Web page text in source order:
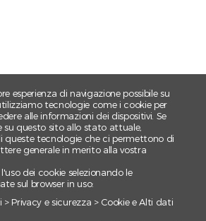
esperienza di navigazione possibile su
tecnologie come i cookie per
alle informazioni dei dispositivi. Se
su questo sito allo stato attuale,
queste tecnologie che ci permettono di
generale in merito alla vostra
dei cookie selezionando le
sul browser in uso:
Privacy e sicurezza > Cookie e Alti dati